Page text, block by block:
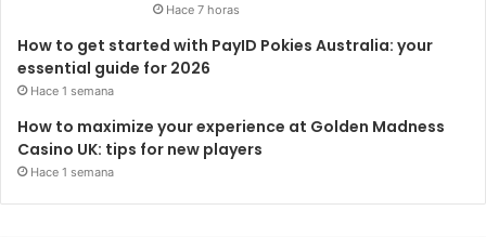
Hace 7 horas
How to get started with PayID Pokies Australia: your
essential guide for 2026
Hace 1 semana
How to maximize your experience at Golden Madness
Casino UK: tips for new players
Hace 1 semana